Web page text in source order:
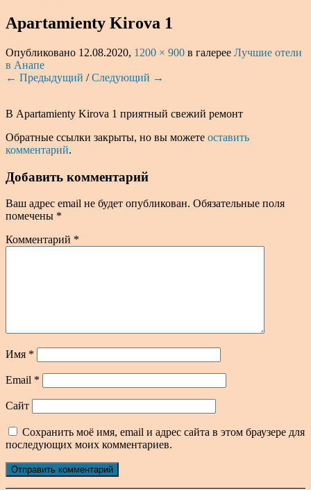
Apartamienty Kirova 1
Опубликовано 12.08.2020, 1200 × 900 в галерее Лучшие отели
в Анапе
← Предыдущий /Следующий →
В Apartamienty Kirova 1 приятный свежий ремонт
Обратные ссылки закрыты, но вы можете оставить
комментарий.
Добавить комментарий
Ваш адрес email не будет опубликован. Обязательные поля
помечены *
Комментарий *
Имя *
Email *
Сайт
Сохранить моё имя, email и адрес сайта в этом браузере для
последующих моих комментариев.